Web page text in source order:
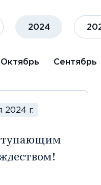
2024
Октябрь Сентябрь
2024 г.